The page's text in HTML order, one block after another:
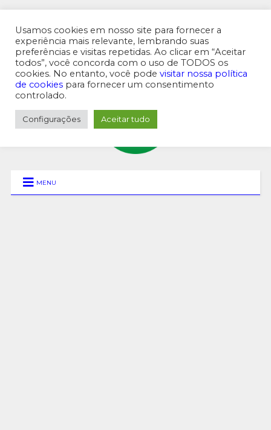
MENU SUPERIOR
MENU
Usamos cookies em nosso site para fornecer a
experiência mais relevante, lembrando suas
preferências e visitas repetidas. Ao clicar em “Aceitar
todos”, você concorda com o uso de TODOS os
cookies. No entanto, você pode visitar nossa política
de cookies para fornecer um consentimento
controlado.
Configurações Aceitar tudo